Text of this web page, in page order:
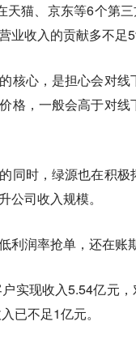
天猫、京东等6个第
业收入的贡献多不足
核心，是担心会对线
格，一般会高于对
同时，绿源也在积
公司收入规模。
利润率抢单，还在账
实现收入5.54亿元
已不足1亿元。